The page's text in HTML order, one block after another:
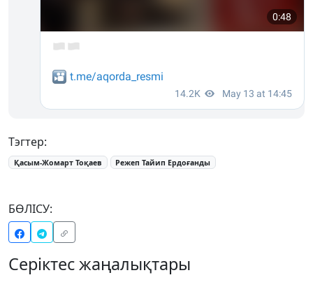
Тэгтер:
Қасым-Жомарт Тоқаев Режеп Тайип Ердоғанды
БӨЛІСУ:
Серіктес жаңалықтары